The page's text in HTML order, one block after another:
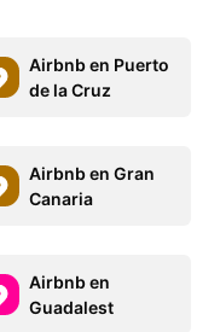
Airbnb en Puerto
de la Cruz
Airbnb en Gran
Canaria
Airbnb en
Guadalest